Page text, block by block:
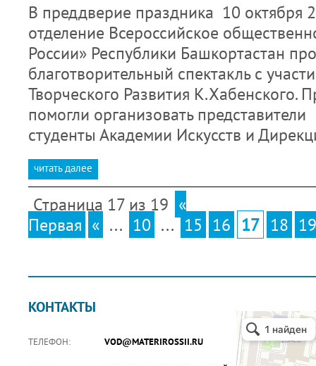
В преддверие праздника 10 октября
отделение Всероссийское
России» Республики Башкортастан
благотворительный спектакль с
Творческого Развития К.Хабенского.
помогли организовать
студенты Академии Искусств и
читать далее
Страница 17 из 19 «
Первая « ... 10 ... 15 16 17 18 19
КОНТАКТЫ
ТЕЛЕФОН: VOD@MATERIROSSII.RU